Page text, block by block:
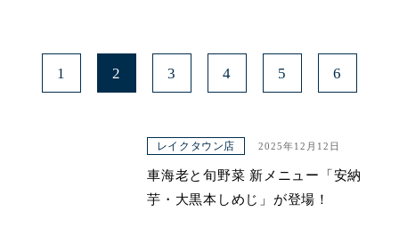
1 2 3 4 5 6
レイクタウン店 2025年12月12日
車海老と旬野菜 新メニュー「安納
芋・大黒本しめじ」が登場！